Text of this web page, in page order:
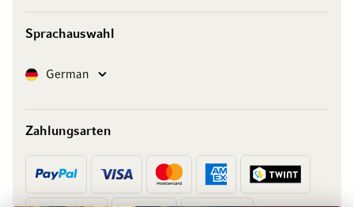
Sprachauswahl
SpracheGerman
Zahlungsarten